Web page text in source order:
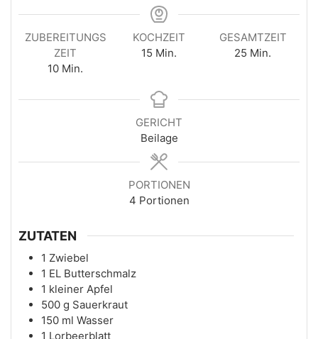
ZUBEREITUNGS
ZEIT
10 Min.
KOCHZEIT
15 Min.
GESAMTZEIT
25 Min.
GERICHT
Beilage
PORTIONEN
4 Portionen
ZUTATEN
1 Zwiebel
1 EL Butterschmalz
1 kleiner Apfel
500 g Sauerkraut
150 ml Wasser
1 Lorbeerblatt